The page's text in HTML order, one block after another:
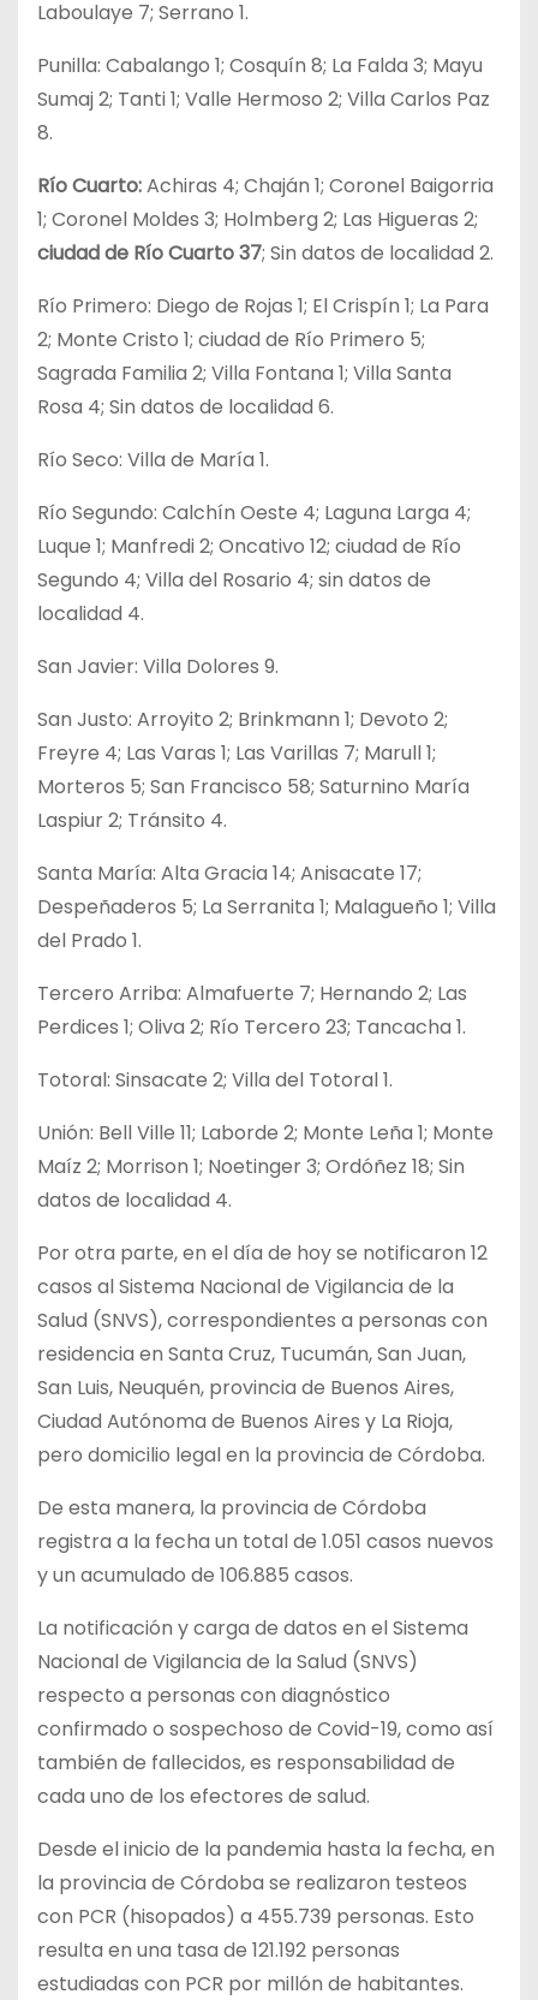
Laboulaye 7; Serrano 1.
Punilla: Cabalango 1; Cosquín 8; La Falda 3; Mayu
Sumaj 2; Tanti 1; Valle Hermoso 2; Villa Carlos Paz
8.
Río Cuarto:Achiras 4; Chaján 1; Coronel Baigorria
1; Coronel Moldes 3; Holmberg 2; Las Higueras 2;
ciudad de Río Cuarto 37; Sin datos de localidad 2.
Río Primero: Diego de Rojas 1; El Crispín 1; La Para
2; Monte Cristo 1; ciudad de Río Primero 5;
Sagrada Familia 2; Villa Fontana 1; Villa Santa
Rosa 4; Sin datos de localidad 6.
Río Seco: Villa de María 1.
Río Segundo: Calchín Oeste 4; Laguna Larga 4;
Luque 1; Manfredi 2; Oncativo 12; ciudad de Río
Segundo 4; Villa del Rosario 4; sin datos de
localidad 4.
San Javier: Villa Dolores 9.
San Justo: Arroyito 2; Brinkmann 1; Devoto 2;
Freyre 4; Las Varas 1; Las Varillas 7; Marull 1;
Morteros 5; San Francisco 58; Saturnino María
Laspiur 2; Tránsito 4.
Santa María: Alta Gracia 14; Anisacate 17;
Despeñaderos 5; La Serranita 1; Malagueño 1; Villa
del Prado 1.
Tercero Arriba: Almafuerte 7; Hernando 2; Las
Perdices 1; Oliva 2; Río Tercero 23; Tancacha 1.
Totoral: Sinsacate 2; Villa del Totoral 1.
Unión: Bell Ville 11; Laborde 2; Monte Leña 1; Monte
Maíz 2; Morrison 1; Noetinger 3; Ordóñez 18; Sin
datos de localidad 4.
Por otra parte, en el día de hoy se notificaron 12
casos al Sistema Nacional de Vigilancia de la
Salud (SNVS), correspondientes a personas con
residencia en Santa Cruz, Tucumán, San Juan,
San Luis, Neuquén, provincia de Buenos Aires,
Ciudad Autónoma de Buenos Aires y La Rioja,
pero domicilio legal en la provincia de Córdoba.
De esta manera, la provincia de Córdoba
registra a la fecha un total de 1.051 casos nuevos
y un acumulado de 106.885 casos.
La notificación y carga de datos en el Sistema
Nacional de Vigilancia de la Salud (SNVS)
respecto a personas con diagnóstico
confirmado o sospechoso de Covid-19, como así
también de fallecidos, es responsabilidad de
cada uno de los efectores de salud.
Desde el inicio de la pandemia hasta la fecha, en
la provincia de Córdoba se realizaron testeos
con PCR (hisopados) a 455.739 personas. Esto
resulta en una tasa de 121.192 personas
estudiadas con PCR por millón de habitantes.